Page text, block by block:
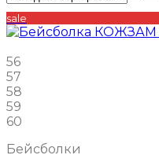
sale
56
57
58
59
60
Бейсболки